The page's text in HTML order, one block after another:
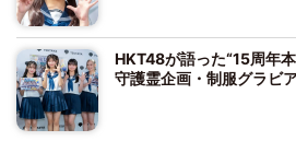
HKT48が語った“15周年
守護霊企画・制服グラビ